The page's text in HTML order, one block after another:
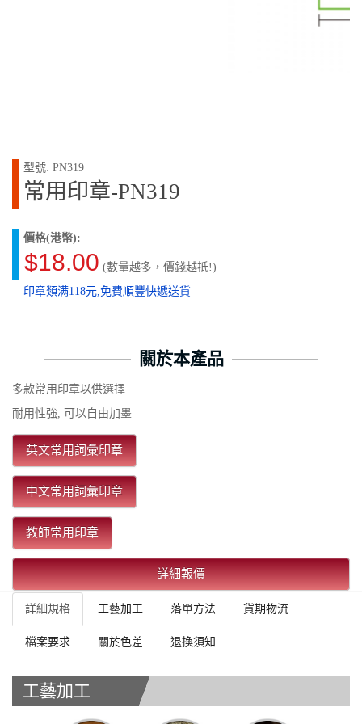
型號: PN319
常用印章-PN319
價格(港幣):
$18.00 (數量越多，價錢越抵!)
印章類满118元,免費順豐快遞送貨
關於本產品
多款常用印章以供選擇
耐用性強, 可以自由加墨
英文常用詞彙印章
中文常用詞彙印章
教師常用印章
詳細報價
詳細規格 工藝加工 落單方法 貨期物流
檔案要求 關於色差 退換須知
工藝加工